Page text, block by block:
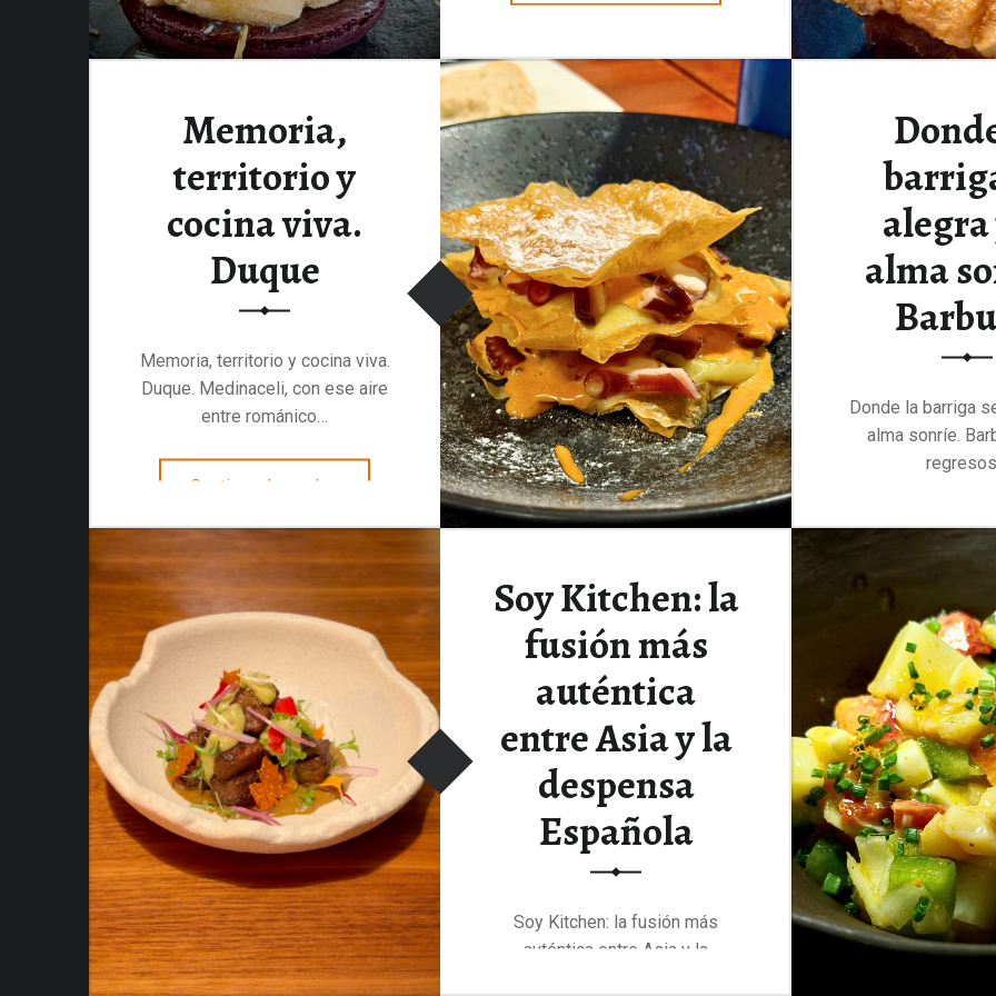
Memoria,
territorio y
cocina viva.
Duque
Memoria, territorio y cocina viva.
Duque. Medinaceli, con ese aire
entre románico…
Continuar leyendo “Memoria, territorio y cocina viva. Duque”
alma
Donde la barriga
alma sonríe.
Continuar
Soy Kitchen: la
fusión más
auténtica
entre Asia y la
despensa
Española
Soy Kitchen: la fusión más
auténtica entre Asia y la